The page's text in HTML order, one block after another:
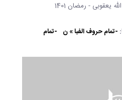
یعقوبی - رمضان 1401
-تمام حروف الفبا » ن -تمام